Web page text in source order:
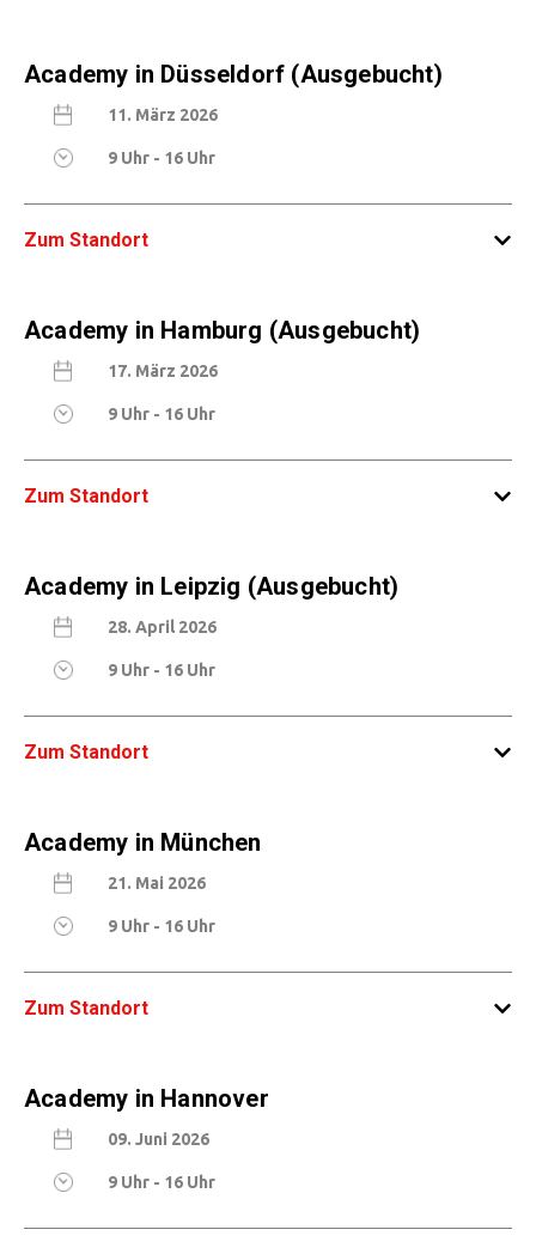
Lauch 20, 70567 Stuttgart
Academy in Düsseldorf (Ausgebucht)
11. März 2026
9 Uhr - 16 Uhr
Zum Standort
57, 40472 Düsseldorf
Academy in Hamburg (Ausgebucht)
17. März 2026
9 Uhr - 16 Uhr
Zum Standort
369, 22761 Hamburg
Academy in Leipzig (Ausgebucht)
28. April 2026
9 Uhr - 16 Uhr
Zum Standort
04158 Leipzig
Academy in München
21. Mai 2026
9 Uhr - 16 Uhr
Zum Standort
Otto-Lilienthal-Ring 32, 85622 Feldkirchen
Academy in Hannover
09. Juni 2026
9 Uhr - 16 Uhr